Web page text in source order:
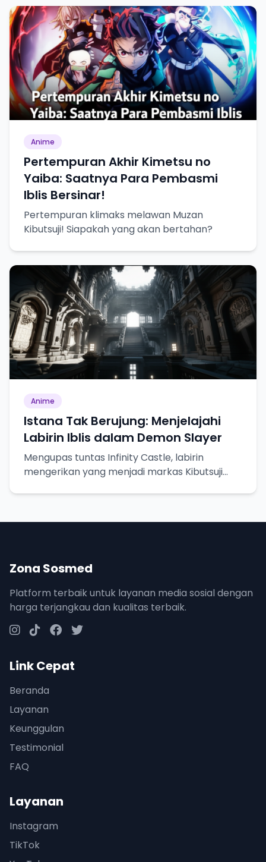
Anime
Pertempuran Akhir Kimetsu no
Yaiba: Saatnya Para Pembasmi
Iblis Bersinar!
Pertempuran klimaks melawan Muzan
Kibutsuji! Siapakah yang akan bertahan?
Anime
Istana Tak Berujung: Menjelajahi
Labirin Iblis dalam Demon Slayer
Mengupas tuntas Infinity Castle, labirin
mengerikan yang menjadi markas Kibutsuji
Zona Sosmed
Platform terbaik untuk layanan media sosial dengan
harga terjangkau dan kualitas terbaik.
Link Cepat
Beranda
Layanan
Keunggulan
Testimonial
FAQ
Layanan
Instagram
TikTok